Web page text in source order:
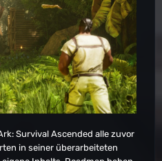
Survival Ascended alle zuvor
in seiner überarbeiteten